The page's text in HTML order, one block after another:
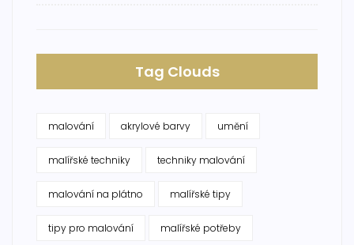
Tag Clouds
malování akrylové barvy umění
malířské techniky techniky malování
malování na plátno malířské tipy
tipy pro malování malířské potřeby